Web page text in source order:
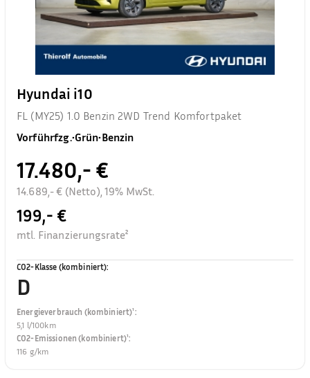
Hyundai i10
FL (MY25) 1.0 Benzin 2WD Trend Komfortpaket
Vorführfzg.•Grün•Benzin
17.480,- €
14.689,- € (Netto), 19% MwSt.
199,- €
mtl. Finanzierungsrate²
CO2-Klasse (kombiniert):
D
Energieverbrauch (kombiniert)¹:
5,1 l/100km
CO2-Emissionen (kombiniert)¹:
116 g/km